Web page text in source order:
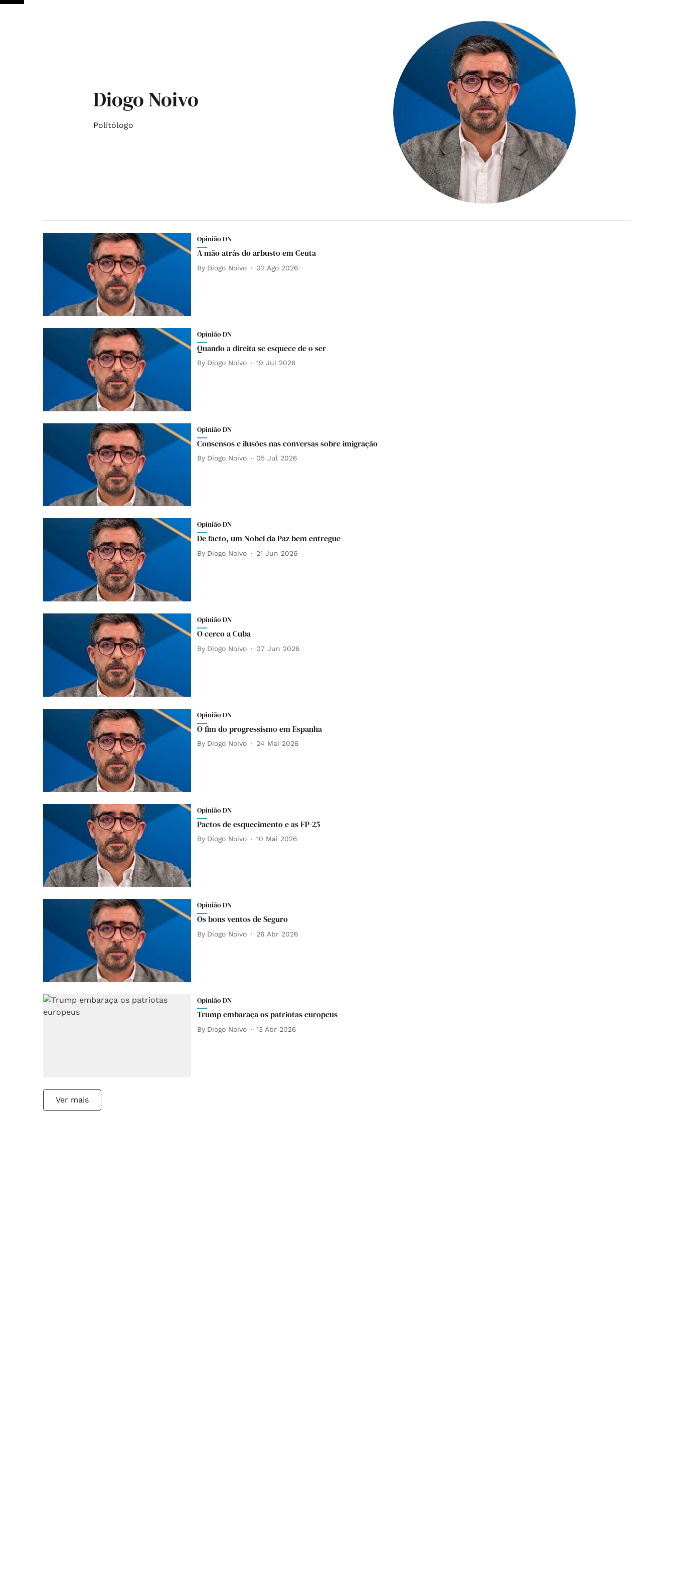
Diogo Noivo
Politólogo
Opinião DN
A mão atrás do arbusto em Ceuta
By Diogo Noivo 02 Ago 2026
Opinião DN
Quando a direita se esquece de o ser
By Diogo Noivo 19 Jul 2026
Opinião DN
Consensos e ilusões nas conversas sobre imigração
By Diogo Noivo 05 Jul 2026
Opinião DN
De facto, um Nobel da Paz bem entregue
By Diogo Noivo 21 Jun 2026
Opinião DN
O cerco a Cuba
By Diogo Noivo 07 Jun 2026
Opinião DN
O fim do progressismo em Espanha
By Diogo Noivo 24 Mai 2026
Opinião DN
Pactos de esquecimento e as FP-25
By Diogo Noivo 10 Mai 2026
Opinião DN
Os bons ventos de Seguro
By Diogo Noivo 26 Abr 2026
Opinião DN
Trump embaraça os patriotas europeus
By Diogo Noivo 13 Abr 2026
Ver mais